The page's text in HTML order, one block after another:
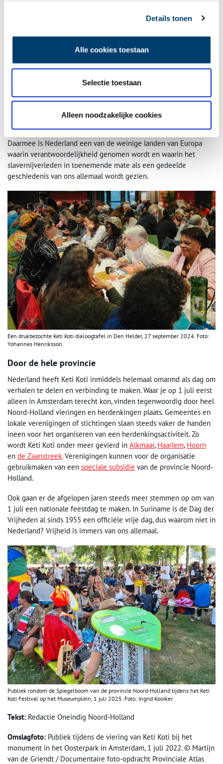
Details tonen
Alle cookies toestaan
Selectie toestaan
Alleen noodzakelijke cookies
Noord-Hollandse gezagsdragers in het slavernijverleden, 1 juli 2022. Foto:
Meer provincies zouden daarna volgen. In december 2022 bood
de minister-president namens de Nederlandse regering
zijn excusesaan. Ook maakte koning Willem-Alexander tijdens de
1 juli-herdenking van 2023 in het Oosterpark nog eens zijn
en vroeg hij om vergiffenis, omdat zijn
voorouders destijds niet ingegrepen hebben in het systeem.
Daarmee is Nederland een van de weinige landen van Europa
waarin verantwoordelijkheid genomen wordt en waarin het
slavernijverleden in toenemende mate als een gedeelde
geschiedenis van ons allemaal wordt gezien.
Een drukbezochte Keti Koti dialoogtafel in Den Helder, 27 september 2024. Foto:
Yohannes Henriksson.
Door de hele provincie
Nederland heeft Keti Koti inmiddels helemaal omarmd als dag om
verhalen te delen en verbinding te maken. Waar je op 1 juli eerst
alleen in Amsterdam terecht kon, vinden tegenwoordig door heel
Noord-Holland vieringen en herdenkingen plaats. Gemeentes en
lokale verenigingen of stichtingen slaan steeds vaker de handen
ineen voor het organiseren van een herdenkingsactiviteit. Zo
wordt Keti Koti onder meer gevierd in Alkmaar, Haarlem, Hoorn
en de Zaanstreek. Verenigingen kunnen voor de organisatie
gebruikmaken van een speciale subsidie van de provincie Noord-
Holland.
Ook gaan er de afgelopen jaren steeds meer stemmen op om van
1 juli een nationale feestdag te maken. In Suriname is de Dag der
Vrijheden al sinds 1955 een officiële vrije dag, dus waarom niet in
Nederland? Vrijheid is immers van ons allemaal.
Publiek rondom de Spiegelboom van de provincie Noord-Holland tijdens het Keti
Koti Festival op het Museumplein, 1 juli 2025. Foto: Ingrid Kooiker.
Tekst: Redactie Oneindig Noord-Holland
Omslagfoto: Publiek tijdens de viering van Keti Koti bij het
monument in het Oosterpark in Amsterdam, 1 juli 2022. © Martijn
van de Griendt / Documentaire foto-opdracht Provinciale Atlas